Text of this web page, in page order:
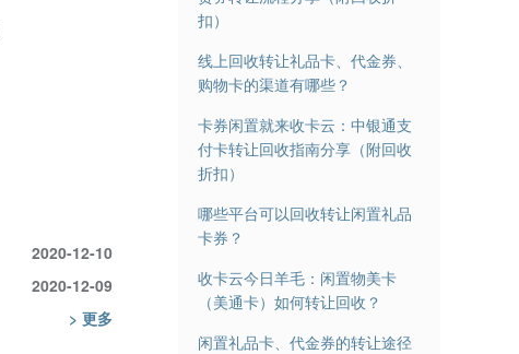
2020-12-10
2020-12-09
> 更多
扣）
线上回收转让礼品卡、代金券、
购物卡的渠道有哪些？
卡券闲置就来收卡云：中银通支
付卡转让回收指南分享（附回收
折扣）
哪些平台可以回收转让闲置礼品
卡券？
收卡云今日羊毛：闲置物美卡
（美通卡）如何转让回收？
闲置礼品卡、代金券的转让途径